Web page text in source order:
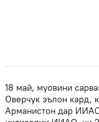
18 май, муовини
Оверчук эълон кард,
Арманистон дар